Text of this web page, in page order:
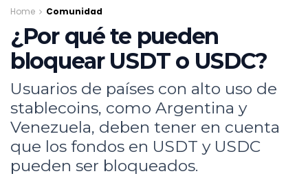
Home Comunidad
¿Por qué te pueden
bloquear USDT o USDC?
Usuarios de países con alto uso de
stablecoins, como Argentina y
Venezuela, deben tener en cuenta
que los fondos en USDT y USDC
pueden ser bloqueados.